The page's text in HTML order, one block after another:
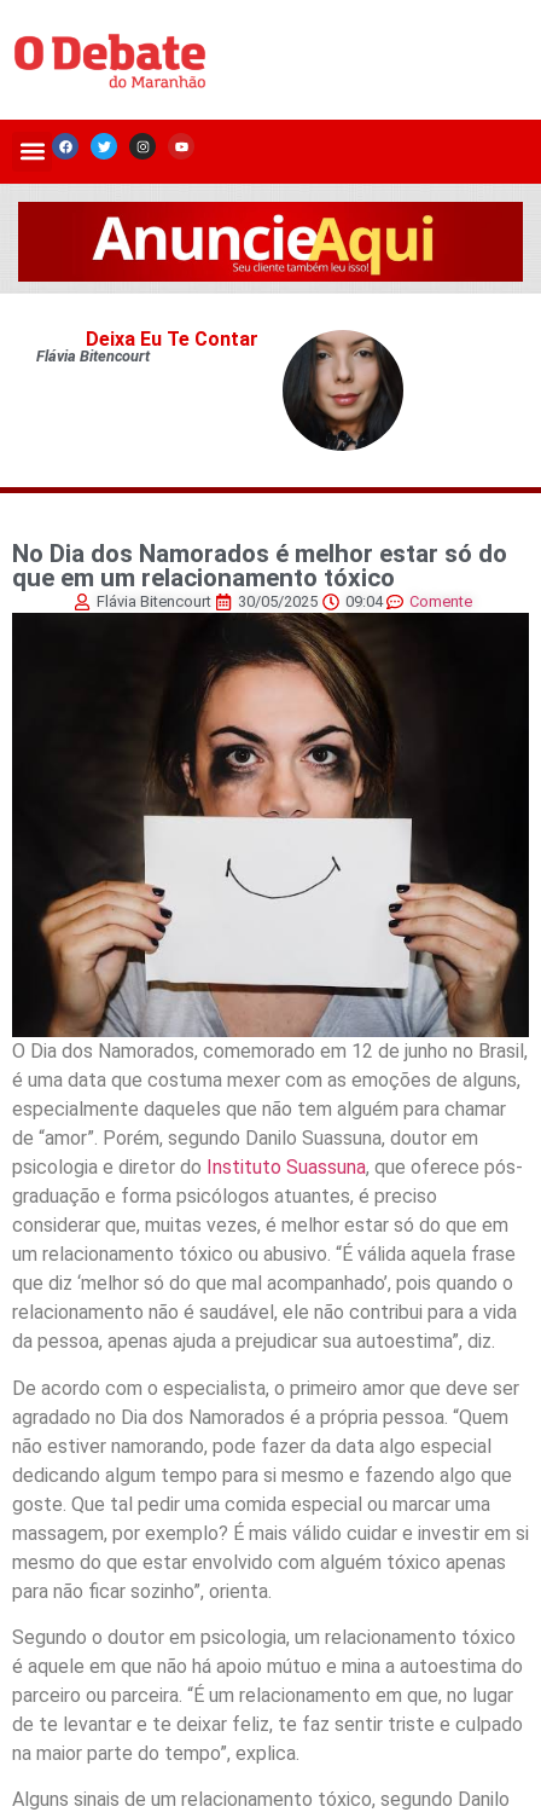
Deixa Eu Te Contar
Flávia Bitencourt
No Dia dos Namorados é melhor estar só do
que em um relacionamento tóxico
Flávia Bitencourt 30/05/2025 09:04 Comente
O Dia dos Namorados, comemorado em 12 de junho no Brasil,
é uma data que costuma mexer com as emoções de alguns,
especialmente daqueles que não tem alguém para chamar
de “amor”. Porém, segundo Danilo Suassuna, doutor em
psicologia e diretor do Instituto Suassuna, que oferece pós-
graduação e forma psicólogos atuantes, é preciso
considerar que, muitas vezes, é melhor estar só do que em
um relacionamento tóxico ou abusivo. “É válida aquela frase
que diz ‘melhor só do que mal acompanhado’, pois quando o
relacionamento não é saudável, ele não contribui para a vida
da pessoa, apenas ajuda a prejudicar sua autoestima”, diz.
De acordo com o especialista, o primeiro amor que deve ser
agradado no Dia dos Namorados é a própria pessoa. “Quem
não estiver namorando, pode fazer da data algo especial
dedicando algum tempo para si mesmo e fazendo algo que
goste. Que tal pedir uma comida especial ou marcar uma
massagem, por exemplo? É mais válido cuidar e investir em si
mesmo do que estar envolvido com alguém tóxico apenas
para não ficar sozinho”, orienta.
Segundo o doutor em psicologia, um relacionamento tóxico
é aquele em que não há apoio mútuo e mina a autoestima do
parceiro ou parceira. “É um relacionamento em que, no lugar
de te levantar e te deixar feliz, te faz sentir triste e culpado
na maior parte do tempo”, explica.
Alguns sinais de um relacionamento tóxico, segundo Danilo